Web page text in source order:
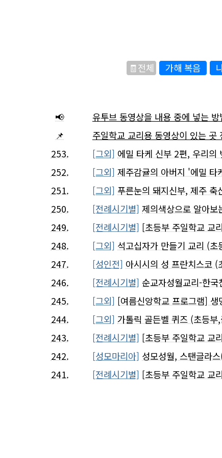
🧾전체 가해 복음
📢
유투브 동영상을 내용 중에 넣는 방
📌 주일학교 교리용 동영상이 있는 곳
253. [그외] 에밀 타케 신부 2편, 우리
252. [그외] 제주감귤의 아버지 '에밀
251. [그외] 푸른눈의 돼지신부, 제주
250. [전례시기별] 제의색상으로 알아
249. [전례시기별] [초등부 주일학교 교
248. [그외] 석고십자가 만들기 교리 (초
247. [성인전] 아시시의 성 프란치스코
246. [전례시기별] 순교자성월교리-한
245. [그외] [여름신앙학교 프로그램]
244. [그외] 가톨릭 골든벨 퀴즈 (초등
243. [전례시기별] [초등부 주일학교 교
242. [성모마리아] 성모성월, 스탠글라
241. [전례시기별] [초등부 주일학교 교